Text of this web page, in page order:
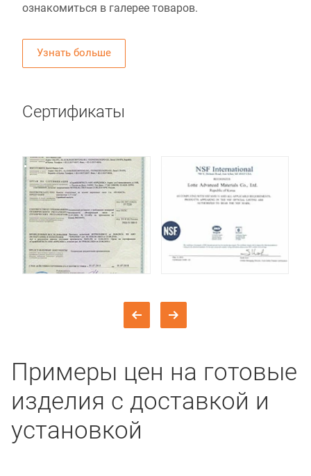
ознакомиться в галерее товаров.
Узнать больше
Сертификаты
Примеры цен на готовые
изделия с доставкой и
установкой